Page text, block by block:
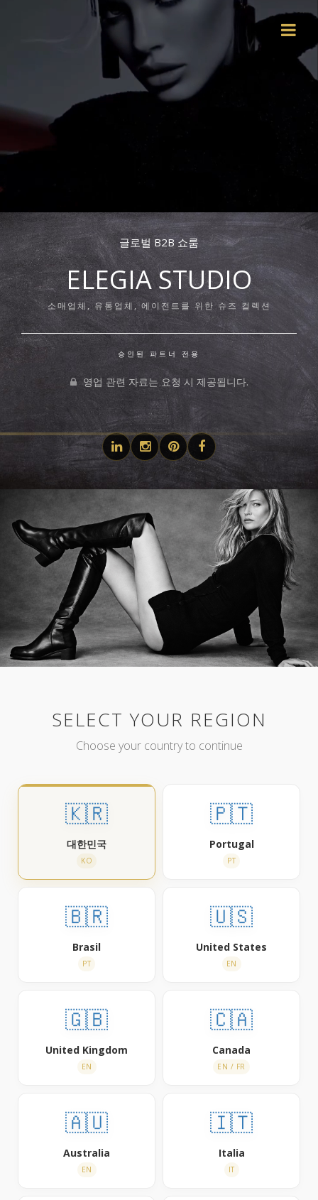
글로벌 B2B 쇼룸
ELEGIA STUDIO
소매업체, 유통업체, 에이전트를 위한 슈즈 컬렉션
승인된 파트너 전용
영업 관련 자료는 요청 시 제공됩니다.
SELECT YOUR REGION
Choose your country to continue
🇰🇷
대한민국
KO
🇵🇹
Portugal
PT
🇧🇷
Brasil
PT
🇺🇸
United States
EN
🇬🇧
United Kingdom
EN
🇨🇦
Canada
EN / FR
🇦🇺
Australia
EN
🇮🇹
Italia
IT